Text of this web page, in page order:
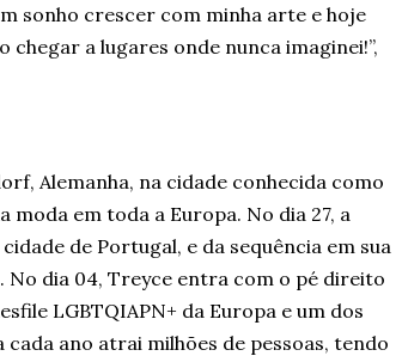
sonho crescer com minha arte e hoje
chegar a lugares onde nunca imaginei!”,
Alemanha, na cidade conhecida como
em toda a Europa. No dia 27, a
de Portugal, e da sequência em sua
No dia 04, Treyce entra com o pé direito
LGBTQIAPN+ da Europa e um dos
cada ano atrai milhões de pessoas, tendo